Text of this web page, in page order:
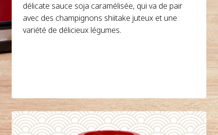
délicate sauce soja caramélisée, qui va de pair
avec des champignons shiitake juteux et une
variété de délicieux légumes.
DETAILS